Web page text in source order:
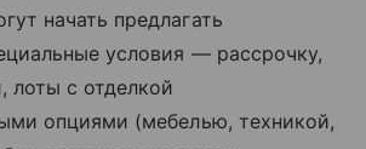
начать предлагать
условия — рассрочку,
лоты с отделкой
опциями (мебелью, техникой,